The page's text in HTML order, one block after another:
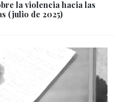
la violencia hacia las
(julio de 2025)